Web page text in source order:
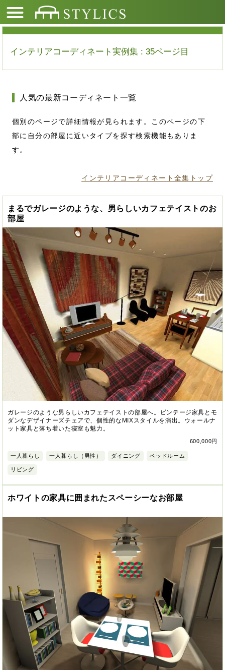
インテリアコーディネート実例集 : 35ページ目
人気の最新コーディネート一覧
個別のページで詳細情報が見られます。このページの下
部に自分の部屋に近いタイプを探す検索機能もありま
す。
インテリアコーディネート全集トップ
まるでガレージのような、男らしいカフェテイストのお
部屋
ガレージのような男らしいカフェテイストの部屋へ。ビンテージ家具とモ
ダンなデザイナーズチェアで、個性的なMIXスタイルを演出。ウォールナ
ット家具と落ち着いた寝室も魅力。
600,000円
一人暮らし 一人暮らし（男性） ダイニング ベッドルーム
リビング
ホワイトの家具に囲まれたスペーシーなお部屋